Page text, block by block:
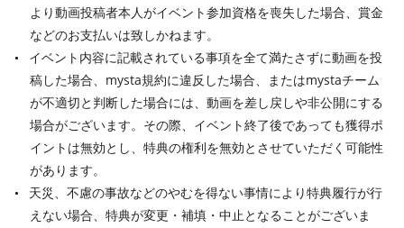
より動画投稿者本人がイベント参加資格を喪失した場合、賞金
などのお支払いは致しかねます。
イベント内容に記載されている事項を全て満たさずに動画を投
稿した場合、mysta規約に違反した場合、またはmystaチーム
が不適切と判断した場合には、動画を差し戻しや非公開にする
場合がございます。その際、イベント終了後であっても獲得ポ
イントは無効とし、特典の権利を無効とさせていただく可能性
があります。
天災、不慮の事故などのやむを得ない事情により特典履行が行
えない場合、特典が変更・補填・中止となることがございま